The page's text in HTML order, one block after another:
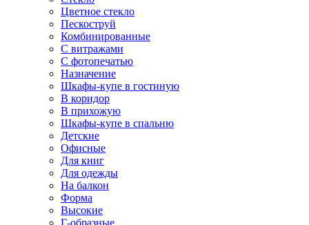
Цветное стекло
Пескоструй
Комбинированные
С витражами
С фотопечатью
Назначение
Шкафы-купе в гостиную
В коридор
В прихожую
Шкафы-купе в спальню
Детские
Офисные
Для книг
Для одежды
На балкон
Форма
Высокие
Г-образные